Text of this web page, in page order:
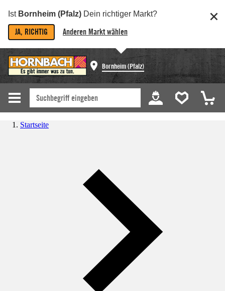
Ist Bornheim (Pfalz) Dein richtiger Markt?
JA, RICHTIG Anderen Markt wählen
Bornheim (Pfalz)
Startseite